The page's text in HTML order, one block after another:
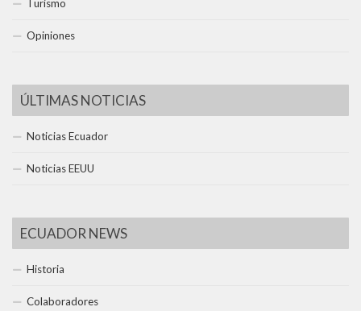
Turismo
Opiniones
ÚLTIMAS NOTICIAS
Noticias Ecuador
Noticias EEUU
ECUADOR NEWS
Historia
Colaboradores